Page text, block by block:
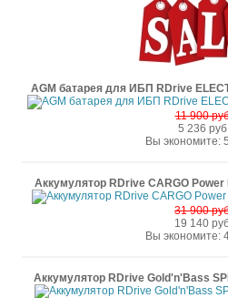
AGM батарея для ИБП RDrive
11 900
5 236
Вы экономите:
Аккумулятор RDrive CARGO Power
31 900
19 140
Вы экономите:
Аккумулятор RDrive Gold'n'Bass